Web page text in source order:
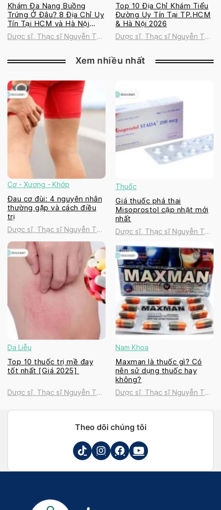
Khám Đa Nang Buồng
Trứng Ở Đâu? 8 Địa Chỉ Uy
Tín Tại HCM và Hà Nội
2026
Dược sĩ, Thạc sĩ Nguyễn Thị
Top 10 Địa Chỉ Khám Tiểu
Đường Uy Tín Tại TP.HCM
& Hà Nội 2026
Dược sĩ, Thạc sĩ Nguyễn Thị
Xem nhiều nhất
Cơ - Xương - Khớp
Đau cơ đùi: 4 nguyên nhân
thường gặp và cách điều
trị
Dược sĩ, Thạc sĩ Nguyễn Thị
Thanh Tú
Thuốc
Giá thuốc phá thai
Misoprostol cập nhật mới
nhất
Dược sĩ, Thạc sĩ Nguyễn Thị
Da Liễu
Top 10 thuốc trị mề đay
tốt nhất [Giá 2025]
Dược sĩ, Thạc sĩ Nguyễn Thị
Nam Khoa
Maxman là thuốc gì? Có
nên sử dụng thuốc hay
không?
Dược sĩ, Thạc sĩ Nguyễn Thị
Theo dõi chúng tôi